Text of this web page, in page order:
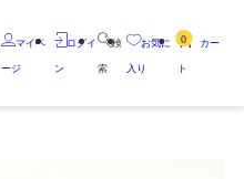
マイペ
ージ
ログイ
ン
検
索
お気に
入り
0 カー
ト